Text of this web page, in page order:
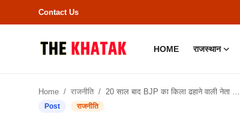
Contact Us
HOME राजस्थान
Contact Us
Home राजनीति 20 साल बाद BJP का किला ढहाने वाली नेता को कांग्रेस ने भेजा राज्यसभा, मीनाक्षी नटराजन पर जताया भरोसा
Post राजनीति